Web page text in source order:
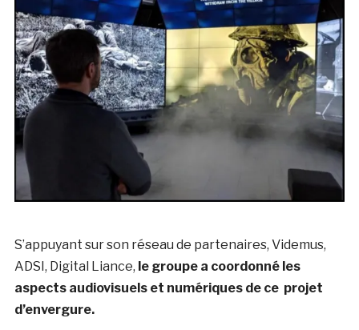
S’appuyant sur son réseau de partenaires, Videmus,
ADSI, Digital Liance, le groupe a coordonné les
aspects audiovisuels et numériques de ce projet
d’envergure.